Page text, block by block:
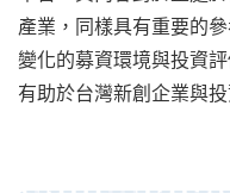
產業，同樣具有重要的
變化的募資環境與投資
有助於台灣新創企業與